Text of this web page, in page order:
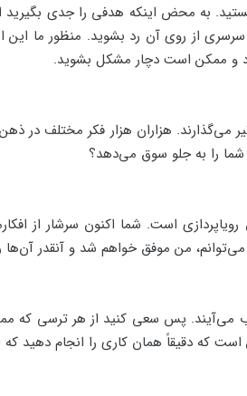
به محض اینکه هدفی را جدی بگیرید
از روی آن رد بشوید. منظور ما
و ممکن است دچار مشکل بشوید.
می‌گذارند. هزاران هزار فکر مختلف در
شما را به جلو سوق می‌دهد؟
رویاپردازی است. شما اکنون سرشار از
من موفق خواهم شد و آنقدر آن‌ها
پس سعی کنید از هر ترسی که
است که دقیقاً همان کاری را انجام دهید